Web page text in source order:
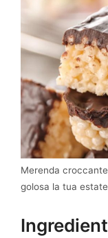
Merenda
golosa la tua